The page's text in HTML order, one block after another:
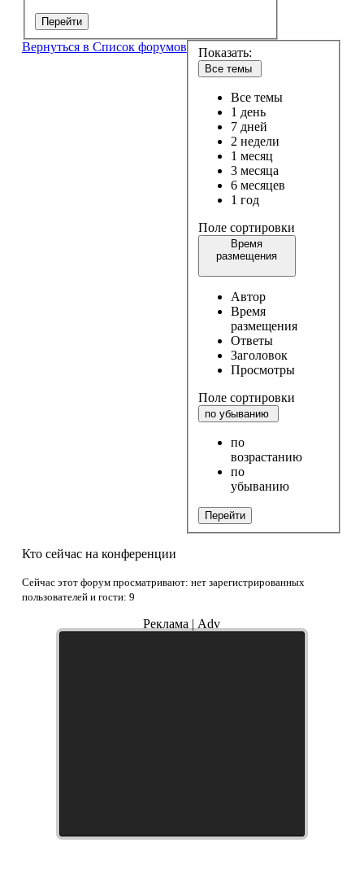
Перейти
Вернуться в Список форумов Показать:
Все темы
Все темы
1 день
7 дней
2 недели
1 месяц
3 месяца
6 месяцев
1 год
Поле сортировки
Время
размещения
Автор
Время
размещения
Ответы
Заголовок
Просмотры
Поле сортировки
по убыванию
по
возрастанию
по
убыванию
Перейти
Кто сейчас на конференции
Сейчас этот форум просматривают: нет зарегистрированных
пользователей и гости: 9
Реклама | Adv